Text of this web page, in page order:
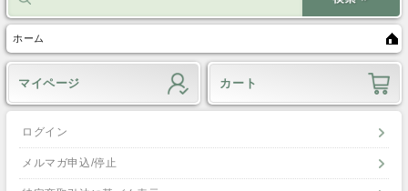
ホーム
マイページ カート
ログイン
メルマガ申込/停止